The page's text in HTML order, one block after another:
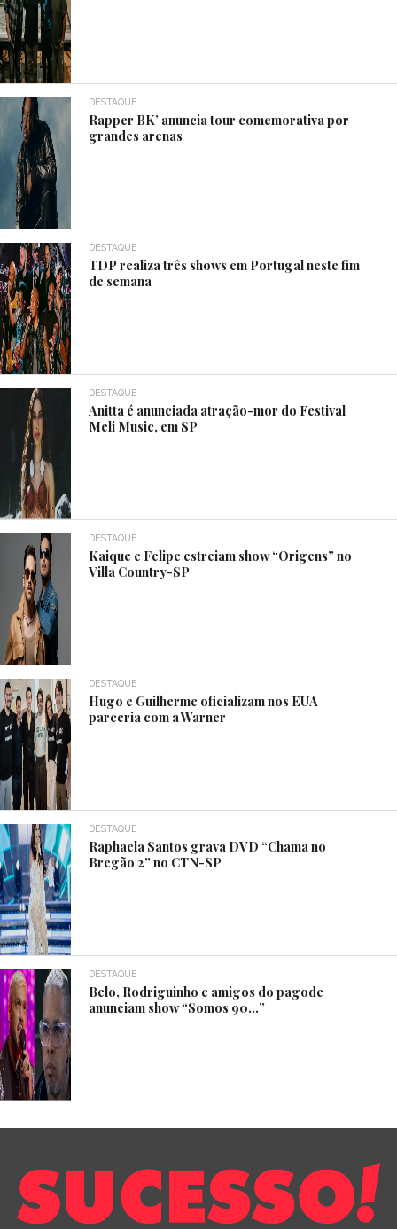
DESTAQUE
Rapper BK’ anuncia tour comemorativa por
grandes arenas
DESTAQUE
TDP realiza três shows em Portugal neste fim
de semana
DESTAQUE
Anitta é anunciada atração-mor do Festival
Meli Music, em SP
DESTAQUE
Kaique e Felipe estreiam show “Origens” no
Villa Country-SP
DESTAQUE
Hugo e Guilherme oficializam nos EUA
parceria com a Warner
DESTAQUE
Raphaela Santos grava DVD “Chama no
Bregão 2” no CTN-SP
DESTAQUE
Belo, Rodriguinho e amigos do pagode
anunciam show “Somos 90…”